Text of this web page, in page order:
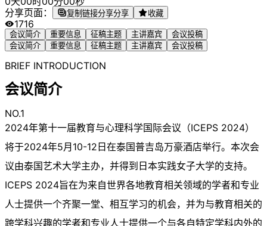
分享页面：
复制链接分享分享 收藏
1716
会议简介 重要信息 征稿主题 主讲嘉宾
会议投稿
会议简介
重要信息 征稿主题 主讲嘉宾 会议投稿
BRIEF INTRODUCTION
会议简介
NO.1
2024年第十一届教育与心理科学国际会议（ICEPS 2024）
将于2024年5月10-12日在泰国普吉岛万豪酒店举行。本次会
议由泰国艺术大学主办，并得到日本实践女子大学的支持。
ICEPS 2024旨在为来自世界各地教育相关领域的学者和专业
人士提供一个齐聚一堂、相互学习的机会，并为与教育相关的
跨学科兴趣的学者和专业人士提供一个与各自特定学科内外的